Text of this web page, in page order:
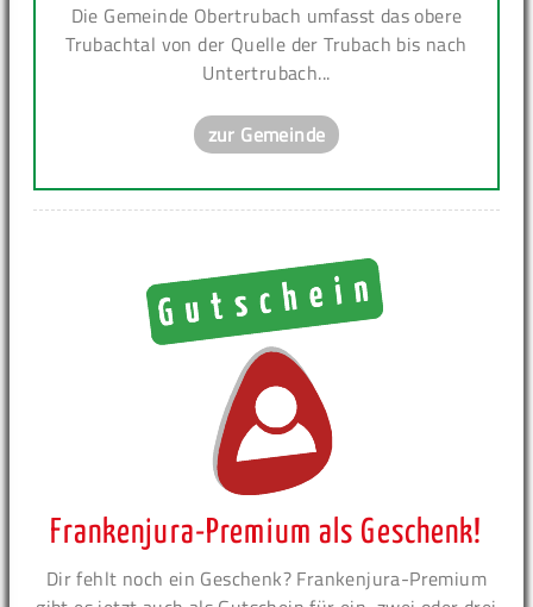
Die Gemeinde Obertrubach umfasst das obere
Trubachtal von der Quelle der Trubach bis nach
Untertrubach...
zur Gemeinde
Frankenjura-Premium als Geschenk!
Dir fehlt noch ein Geschenk? Frankenjura-Premium